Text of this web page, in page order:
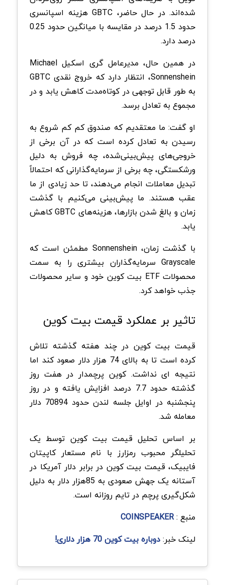
شده‌اند. در حال حاضر، GBTC هزینه اسپانسری
حدود 1.5 درصد در مقایسه با میانگین حدود 0.25
درصد دارد.
در همین حال، مدیر‌عامل گری اسکیل Michael
Sonnenshein، انتظار دارد که خروج نقدی GBTC
به طور قابل توجهی در کوتاه‌مدت کاهش یابد و در
مجموع به تعادل برسد.
او گفت: ما معتقدیم که صندوق کم کم شروع به
رسیدن به تعادل کرده است که در آن برخی از
خروجی‌های پیش‌بینی‌شده، چه فروش به دلیل
ورشکستگی، چه برخی از سرمایه‌گذارانی که احتمالاً
تبدیل معاملات انجام می‌دهند، تا حد زیادی از ما
عقب هستند. ما پیش‌بینی می‌کنیم با گذشت
زمان و بالغ شدن بازارها، هزینه‌های GBTC کاهش
یابد.
با گذشت زمان، Sonnenshein مطمئن است که
Grayscale سرمایه‌گذاران بیشتری را به سمت
محصولات ETF بیت کوین خود و سایر محصولات
جذب خواهد کرد.
تاثیر بر عملکرد قیمت بیت کوین
قیمت بیت کوین در چند هفته گذشته تلاش
کرده است تا به بالای 74 هزار دلار صعود کند اما
نتیجه ای نداشت. کوین پرچمدار در هفت روز
گذشته حدود 7.7 درصد افزایش یافته و در روز
پنجشنبه در اوایل جلسه لندن حدود 70894 دلار
معامله شد.
بر اساس تحلیل قیمت بیت کوین توسط یک
تحلیلگر محبوب رمزارز با نام مستعار کاپیتان
فایبیک، قیمت بیت کوین در برابر دلار آمریکا در
آستانه یک جهش صعودی به 85هزار دلار به دلیل
شکل‌گیری پرچم در تایم روزانه است.
منبع :COINSPEAKER
لینک خبر:دوباره بیت کوین 70 هزار دلاری!